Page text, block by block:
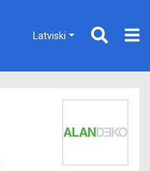
Latviski